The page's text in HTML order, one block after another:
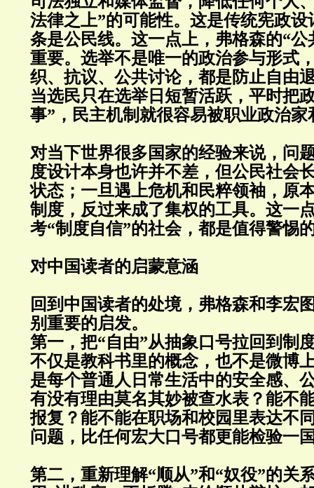
法律之上”的可能性。这是传统宪政
条是公民线。这一点上，弗格森的“公
重要。选举不是唯一的政治参与形式
织、抗议、公共讨论，都是防止自由
当选民只在选举日短暂活跃，平时把
事”，民主机制就很容易被职业政治
对当下世界很多国家的经验来说，问
度设计本身也许并不差，但公民社会
状态；一旦遇上危机和民粹领袖，原
制度，反过来成了集权的工具。这一
考“制度自信”的社会，都是值得警惕
对中国读者的启蒙意涵
回到中国读者的处境，弗格森和李宏
别重要的启发。
第一，把“自由”从抽象口号拉回到制
不仅是教科书里的概念，也不是微博
是每个普通人日常生活中的安全感、
有没有理由莫名其妙被查水表？能不
报复？能不能在职场和校园里表达不
问题，比任何宏大口号都更能检验一
第二，重新理解“顺从”和“奴役”的关